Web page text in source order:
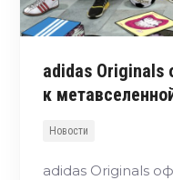
adidas Originals
к
Новости
adidas Originals